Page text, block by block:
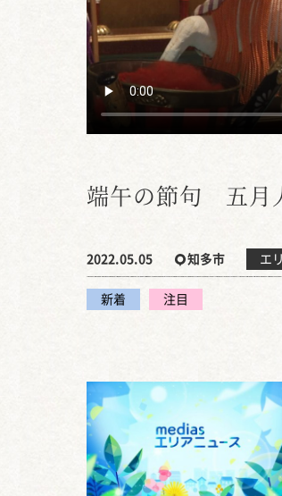
端午の節句 五月
2022.05.05 知多市 エ
新着 注目